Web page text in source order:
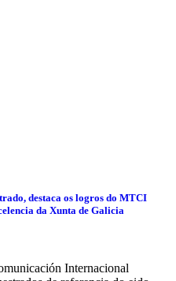
destaca os logros do MTCI
da Xunta de Galicia
Internacional